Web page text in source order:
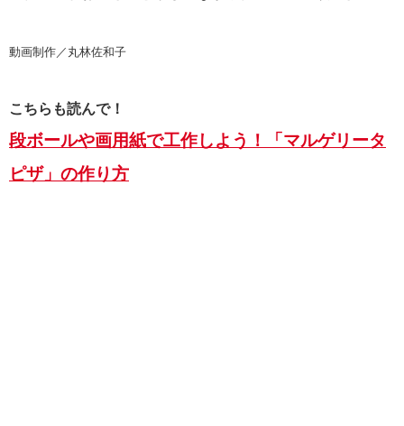
動画制作／丸林佐和子
こちらも読んで！
段ボールや画用紙で工作しよう！「マルゲリータ
ピザ」の作り方